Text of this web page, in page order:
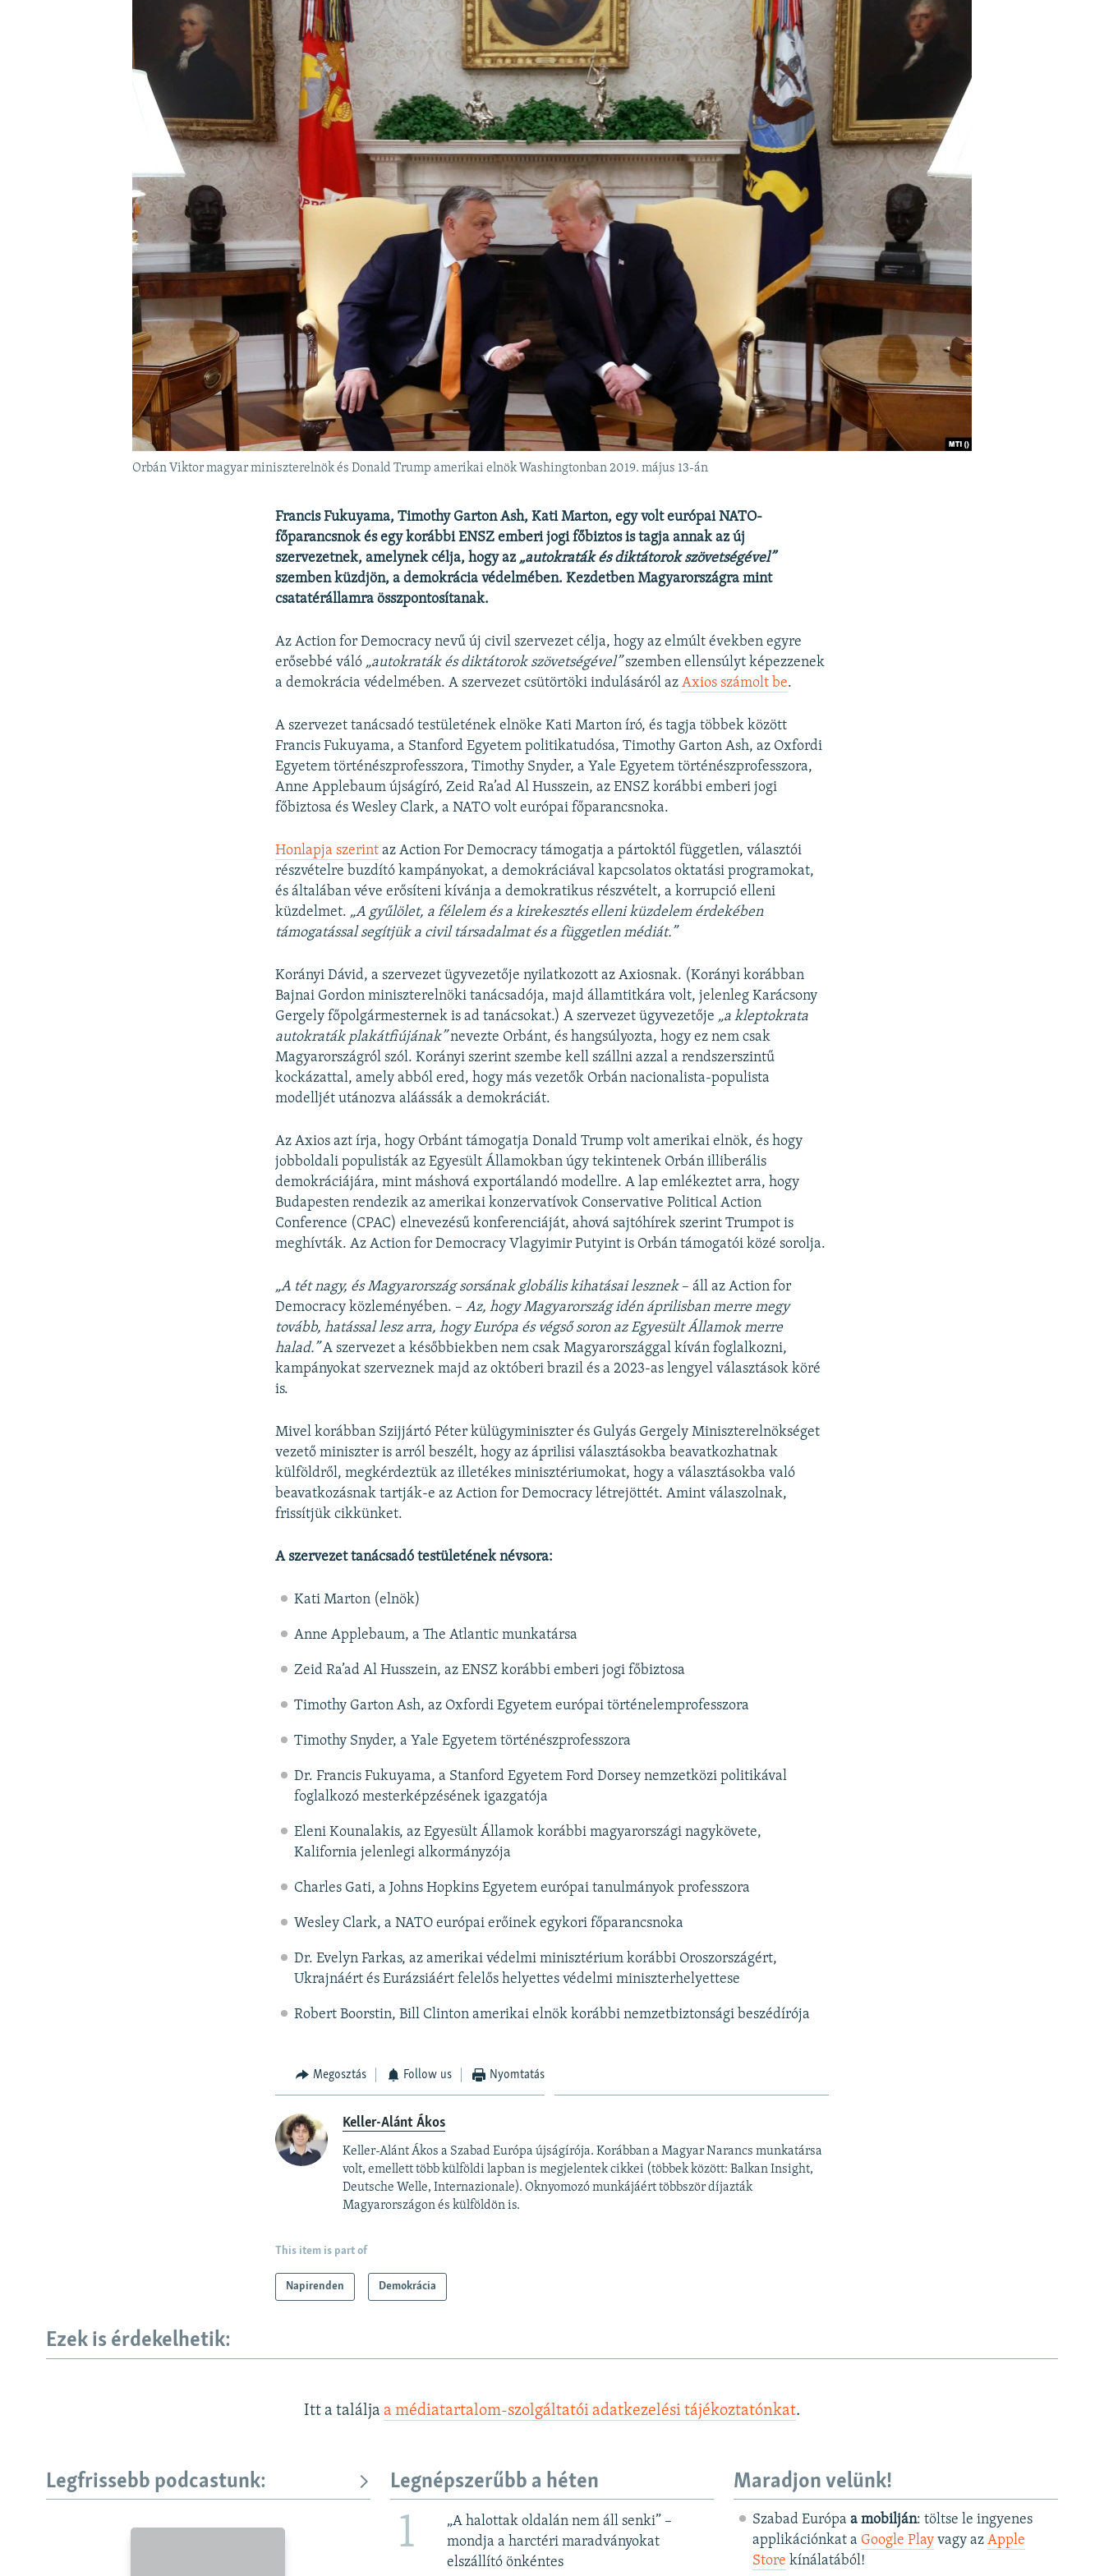
KÖVESSEN MINKET!
Orbán Viktor magyar miniszterelnök és Donald Trump amerikai elnök Washingtonban 2019. május 13-án
Francis Fukuyama, Timothy Garton Ash, Kati Marton, egy volt európai NATO-
főparancsnok és egy korábbi ENSZ emberi jogi főbiztos is tagja annak az új
szervezetnek, amelynek célja, hogy az „autokraták és diktátorok szövetségével”
szemben küzdjön, a demokrácia védelmében. Kezdetben Magyarországra mint
csatatérállamra összpontosítanak.
Az Action for Democracy nevű új civil szervezet célja, hogy az elmúlt években egyre
erősebbé váló „autokraták és diktátorok szövetségével”szemben ellensúlyt képezzenek
a demokrácia védelmében. A szervezet csütörtöki indulásáról azAxios számolt be.
A szervezet tanácsadó testületének elnöke Kati Marton író, és tagja többek között
Francis Fukuyama, a Stanford Egyetem politikatudósa, Timothy Garton Ash, az Oxfordi
Egyetem történészprofesszora, Timothy Snyder, a Yale Egyetem történészprofesszora,
Anne Applebaum újságíró, Zeid Ra’ad Al Husszein, az ENSZ korábbi emberi jogi
főbiztosa és Wesley Clark, a NATO volt európai főparancsnoka.
Honlapja szerint az Action For Democracy támogatja a pártoktól független, választói
részvételre buzdító kampányokat, a demokráciával kapcsolatos oktatási programokat,
és általában véve erősíteni kívánja a demokratikus részvételt, a korrupció elleni
küzdelmet. „A gyűlölet, a félelem és a kirekesztés elleni küzdelem érdekében
támogatással segítjük a civil társadalmat és a független médiát.”
Korányi Dávid, a szervezet ügyvezetője nyilatkozott az Axiosnak. (Korányi korábban
Bajnai Gordon miniszterelnöki tanácsadója, majd államtitkára volt, jelenleg Karácsony
Gergely főpolgármesternek is ad tanácsokat.) A szervezet ügyvezetője „a kleptokrata
autokraták plakátfiújának”nevezte Orbánt, és hangsúlyozta, hogy ez nem csak
Magyarországról szól. Korányi szerint szembe kell szállni azzal a rendszerszintű
kockázattal, amely abból ered, hogy más vezetők Orbán nacionalista-populista
modelljét utánozva aláássák a demokráciát.
Az Axios azt írja, hogy Orbánt támogatja Donald Trump volt amerikai elnök, és hogy
jobboldali populisták az Egyesült Államokban úgy tekintenek Orbán illiberális
demokráciájára, mint máshová exportálandó modellre. A lap emlékeztet arra, hogy
Budapesten rendezik az amerikai konzervatívok Conservative Political Action
Conference (CPAC) elnevezésű konferenciáját, ahová sajtóhírek szerint Trumpot is
meghívták. Az Action for Democracy Vlagyimir Putyint is Orbán támogatói közé sorolja.
„A tét nagy, és Magyarország sorsának globális kihatásai lesznek– áll az Action for
Democracy közleményében. –Az, hogy Magyarország idén áprilisban merre megy
tovább, hatással lesz arra, hogy Európa és végső soron az Egyesült Államok merre
halad.”A szervezet a későbbiekben nem csak Magyarországgal kíván foglalkozni,
kampányokat szerveznek majd az októberi brazil és a 2023-as lengyel választások köré
is.
Mivel korábban Szijjártó Péter külügyminiszter és Gulyás Gergely Miniszterelnökséget
vezető miniszter is arról beszélt, hogy az áprilisi választásokba beavatkozhatnak
külföldről, megkérdeztük az illetékes minisztériumokat, hogy a választásokba való
beavatkozásnak tartják-e az Action for Democracy létrejöttét. Amint válaszolnak,
frissítjük cikkünket.
A szervezet tanácsadó testületének névsora:
Kati Marton (elnök)
Anne Applebaum, a The Atlantic munkatársa
Zeid Ra’ad Al Husszein, az ENSZ korábbi emberi jogi főbiztosa
Timothy Garton Ash, az Oxfordi Egyetem európai történelemprofesszora
Timothy Snyder, a Yale Egyetem történészprofesszora
Dr. Francis Fukuyama, a Stanford Egyetem Ford Dorsey nemzetközi politikával
foglalkozó mesterképzésének igazgatója
Eleni Kounalakis, az Egyesült Államok korábbi magyarországi nagykövete,
Kalifornia jelenlegi alkormányzója
Charles Gati, a Johns Hopkins Egyetem európai tanulmányok professzora
Wesley Clark, a NATO európai erőinek egykori főparancsnoka
Dr. Evelyn Farkas, az amerikai védelmi minisztérium korábbi Oroszországért,
Ukrajnáért és Eurázsiáért felelős helyettes védelmi miniszterhelyettese
Robert Boorstin, Bill Clinton amerikai elnök korábbi nemzetbiztonsági beszédírója
Megosztás Follow us Nyomtatás
Keller-Alánt Ákos
Keller-Alánt Ákos a Szabad Európa újságírója. Korábban a Magyar Narancs munkatársa
volt, emellett több külföldi lapban is megjelentek cikkei (többek között: Balkan Insight,
Deutsche Welle, Internazionale). Oknyomozó munkájáért többször díjazták
Magyarországon és külföldön is.
This item is part of
Napirenden Demokrácia
Ezek is érdekelhetik:
Itt a találja a médiatartalom-szolgáltatói adatkezelési tájékoztatónkat.
Legfrissebb podcastunk: Legnépszerűbb a héten
1
„A halottak oldalán nem áll senki” –
mondja a harctéri maradványokat
elszállító önkéntes
Maradjon velünk!
Szabad Európa a mobilján: töltse le ingyenes
applikációnkat a Google Playvagy az Apple
Store kínálatából!